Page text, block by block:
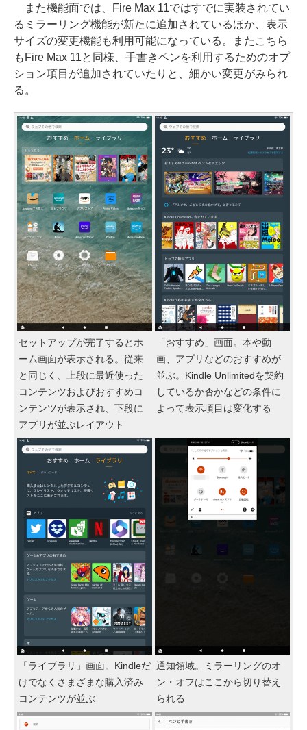
また機能面では、Fire Max 11ではすでに実装されてい
るミラーリング機能が新たに追加されているほか、表示
サイズの変更機能も利用可能になっている。またこちら
もFire Max 11と同様、手書きペンを利用するためのオプ
ション項目が追加されていたりと、細かい変更がみられ
る。
セットアップが完了するとホ
ーム画面が表示される。従来
と同じく、上段に最近使った
コンテンツおよびおすすめコ
ンテンツが表示され、下段に
アプリが並ぶレイアウト
「おすすめ」画面。本や動
画、アプリなどのおすすめが
並ぶ。Kindle Unlimitedを契約
しているか否かなどの条件に
よって表示項目は変化する
「ライブラリ」画面。Kindleだ
けでなくさまざまな購入済み
コンテンツが並ぶ
通知領域。ミラーリングのオ
ン・オフはここから切り替え
られる